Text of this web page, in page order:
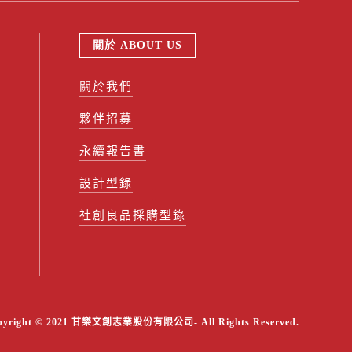
關於 ABOUT US
關於我們
夥伴招募
永續報告書
設計型錄
社創良品採購型錄
© 2021 甘樂文創志業股份有限公司- All Rights Reserved.